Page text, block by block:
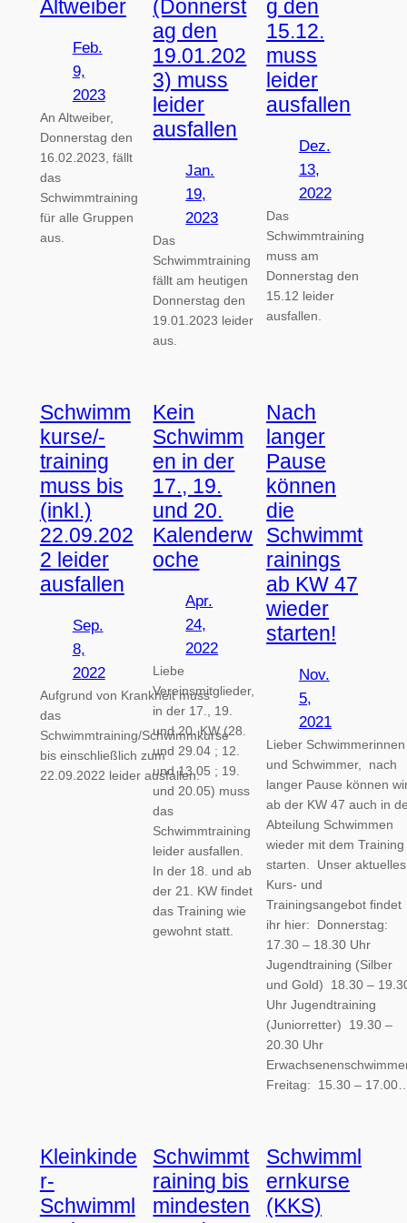
Altweiber
Feb.
9,
2023
An Altweiber,
Donnerstag den
16.02.2023, fällt
das
Schwimmtraining
für alle Gruppen
aus.
(Donnerst
ag den
19.01.202
3) muss
leider
ausfallen
Jan.
19,
2023
Das
Schwimmtraining
fällt am heutigen
Donnerstag den
19.01.2023 leider
aus.
g den
15.12.
muss
leider
ausfallen
Dez.
13,
2022
Das
Schwimmtraining
muss am
Donnerstag den
15.12 leider
ausfallen.
Schwimm
kurse/-
training
muss bis
(inkl.)
22.09.202
2 leider
ausfallen
Sep.
8,
2022
Aufgrund von Krankheit muss
das
Schwimmtraining/Schwimmkurse
bis einschließlich zum
22.09.2022 leider ausfallen.
Kein
Schwimm
en in der
17., 19.
und 20.
Kalenderw
oche
Apr.
24,
2022
Liebe
Vereinsmitglieder,
in der 17., 19.
und 20. KW (28.
und 29.04 ; 12.
und 13.05 ; 19.
und 20.05) muss
das
Schwimmtraining
leider ausfallen.
In der 18. und ab
der 21. KW findet
das Training wie
gewohnt statt.
Nach
langer
Pause
können
die
Schwimmt
rainings
ab KW 47
wieder
starten!
Nov.
5,
2021
Lieber Schwimmerinnen
und Schwimmer, nach
langer Pause können
ab der KW 47 auch in
Abteilung Schwimmen
wieder mit dem Training
starten. Unser aktuelles
Kurs- und
Trainingsangebot findet
ihr hier: Donnerstag:
17.30 – 18.30 Uhr
Jugendtraining (Silber
und Gold) 18.30 –
Uhr Jugendtraining
(Juniorretter) 19.30 –
20.30 Uhr
Freitag: 15.30 –
Kleinkinde
r-
Schwimml
Schwimmt
raining bis
mindesten
Schwimml
ernkurse
(KKS)